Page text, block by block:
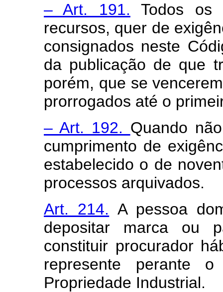
– Art. 191. Todos os
recursos, quer de
consignados neste
da publicação de que
porém, que se
prorrogados até o
– Art. 192. Quando
cumprimento de
estabelecido o de
processos arquivados.
Art. 214. A pessoa
depositar marca ou
constituir procurador
represente perante
Propriedade Industrial.